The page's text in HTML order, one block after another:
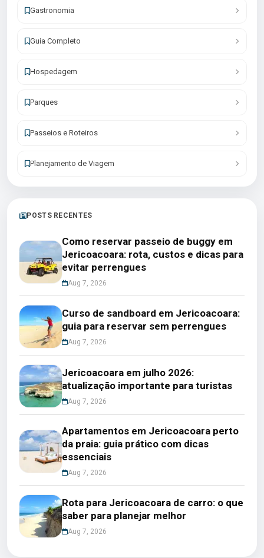
Gastronomia
Guia Completo
Hospedagem
Parques
Passeios e Roteiros
Planejamento de Viagem
POSTS RECENTES
Como reservar passeio de buggy em
Jericoacoara: rota, custos e dicas para
evitar perrengues
Aug 7, 2026
Curso de sandboard em Jericoacoara:
guia para reservar sem perrengues
Aug 7, 2026
Jericoacoara em julho 2026:
atualização importante para turistas
Aug 7, 2026
Apartamentos em Jericoacoara perto
da praia: guia prático com dicas
essenciais
Aug 7, 2026
Rota para Jericoacoara de carro: o que
saber para planejar melhor
Aug 7, 2026